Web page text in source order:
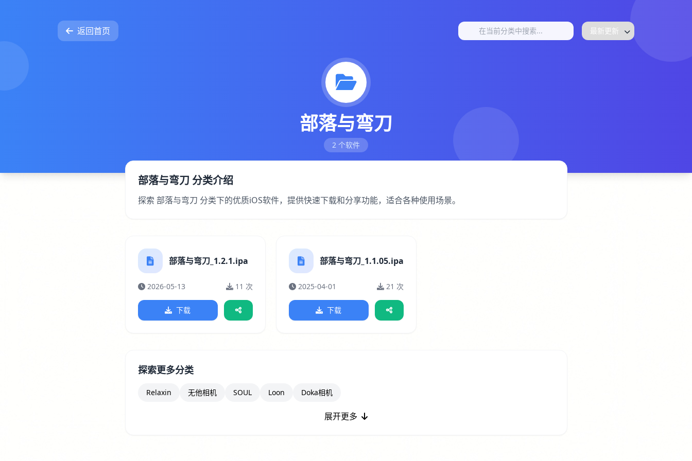
返回首页
部落与弯刀
2 个软件
部落与弯刀 分类介绍
探索 部落与弯刀 分类下的优质iOS软件，提供快速下载和分享功能，适合各种使用场景。
部落与弯刀_1.2.1.ipa
2026-05-13 11 次
下载
部落与弯刀_1.1.05.ipa
2025-04-01 21 次
下载
探索更多分类
Relaxin 无他相机 SOUL Loon Doka相机
展开更多